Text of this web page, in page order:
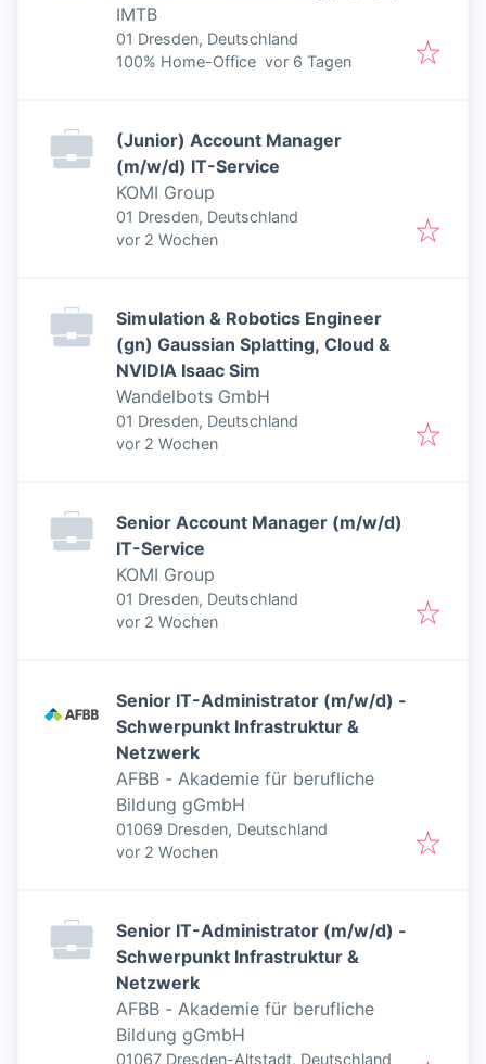
IMTB
01 Dresden, Deutschland
100% Home-Office Veröffentlicht
vor 6 Tagen
(Junior) Account Manager
(m/w/d) IT-Service
KOMI Group
01 Dresden, Deutschland
Veröffentlicht:
vor 2 Wochen
Simulation & Robotics Engineer
(gn) Gaussian Splatting, Cloud &
NVIDIA Isaac Sim
Wandelbots GmbH
01 Dresden, Deutschland
Veröffentlicht:
vor 2 Wochen
Senior Account Manager (m/w/d)
IT-Service
KOMI Group
01 Dresden, Deutschland
Veröffentlicht:
vor 2 Wochen
Senior IT-Administrator (m/w/d) -
Schwerpunkt Infrastruktur &
Netzwerk
AFBB - Akademie für berufliche
Bildung gGmbH
01069 Dresden, Deutschland
Veröffentlicht:
vor 2 Wochen
Senior IT-Administrator (m/w/d) -
Schwerpunkt Infrastruktur &
Netzwerk
AFBB - Akademie für berufliche
Bildung gGmbH
01067 Dresden-Altstadt, Deutschland